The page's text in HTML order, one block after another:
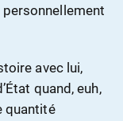
avec lui,
quand, euh,
quantité